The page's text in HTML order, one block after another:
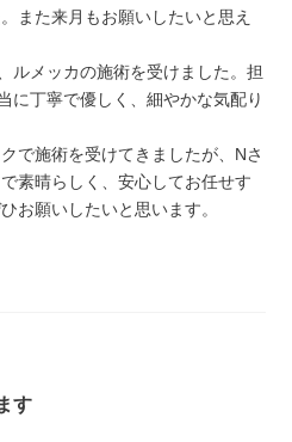
また来月もお願いしたいと思え
ルメッカの施術を受けました。担
に丁寧で優しく、細やかな気配り
で施術を受けてきましたが、Nさ
素晴らしく、安心してお任せす
お願いしたいと思います。
す